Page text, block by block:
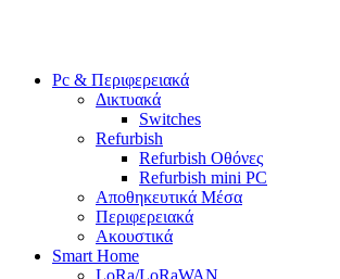
Pc & Περιφερειακά
Δικτυακά
Switches
Refurbish
Refurbish Οθόνες
Refurbish mini PC
Αποθηκευτικά Μέσα
Περιφερειακά
Ακουστικά
Smart Home